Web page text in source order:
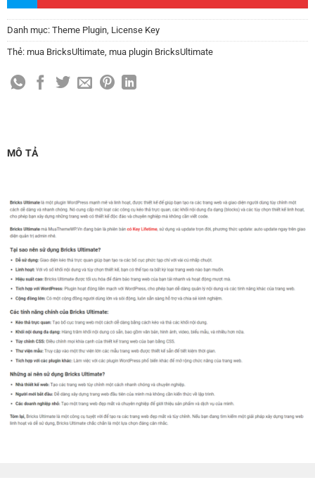
Danh mục: Theme Plugin, License Key
Thẻ: mua BricksUltimate, mua plugin BricksUltimate
MÔ TẢ